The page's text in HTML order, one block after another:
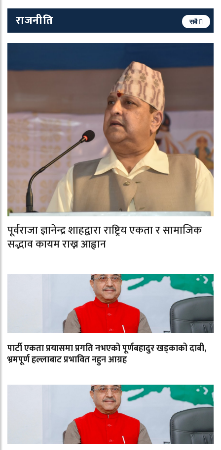
राजनीति सबै
पूर्वराजा ज्ञानेन्द्र शाहद्वारा राष्ट्रिय एकता र सामाजिक
सद्भाव कायम राख्न आह्वान
पार्टी एकता प्रयासमा प्रगति नभएको पूर्णबहादुर खड्काको दाबी,
भ्रमपूर्ण हल्लाबाट प्रभावित नहुन आग्रह